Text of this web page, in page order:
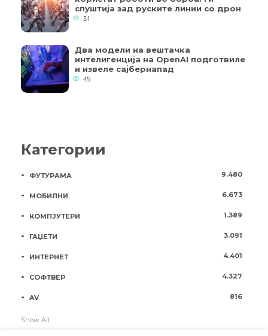
спуштија зад руските линии со дрон
51
Два модели на вештачка
интелигенција на OpenAI подготвиле
и извеле сајбернапад
45
Категории
ФУТУРАМА 9.480
МОБИЛНИ 6.673
КОМПЈУТЕРИ 1.389
ГАЏЕТИ 3.091
ИНТЕРНЕТ 4.401
СОФТВЕР 4.327
AV 816
Show All